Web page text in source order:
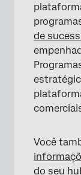
de
Você
do seu